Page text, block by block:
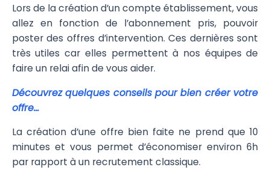
Lors de la création d’un compte établissement, vous
allez en fonction de l’abonnement pris, pouvoir
poster des offres d’intervention. Ces dernières sont
très utiles car elles permettent à nos équipes de
faire un relai afin de vous aider.
Découvrez quelques conseils pour bien créer votre
offre…
La création d’une offre bien faite ne prend que 10
minutes et vous permet d’économiser environ 6h
par rapport à un recrutement classique.